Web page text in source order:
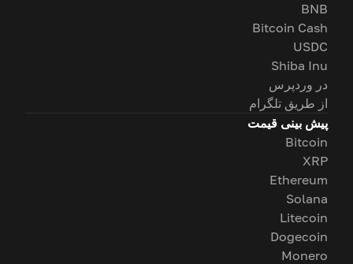
BNB
Bitcoin Cash
USDC
Shiba Inu
در وردپرس
از طریق تلگرام
پیش بینی قیمت
Bitcoin
XRP
Ethereum
Solana
Litecoin
Dogecoin
Monero